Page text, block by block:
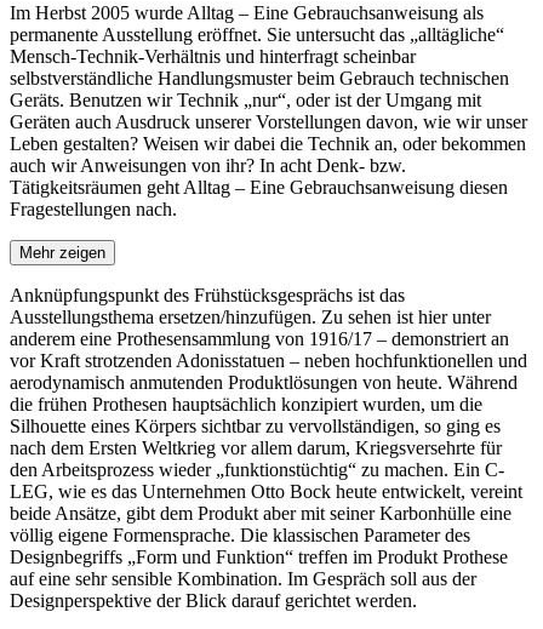
Im Herbst 2005 wurde Alltag – Eine Gebrauchsanweisung als
permanente Ausstellung eröffnet. Sie untersucht das „alltägliche“
Mensch-Technik-Verhältnis und hinterfragt scheinbar
selbstverständliche Handlungsmuster beim Gebrauch technischen
Geräts. Benutzen wir Technik „nur“, oder ist der Umgang mit
Geräten auch Ausdruck unserer Vorstellungen davon, wie wir unser
Leben gestalten? Weisen wir dabei die Technik an, oder bekommen
auch wir Anweisungen von ihr? In acht Denk- bzw.
Tätigkeitsräumen geht Alltag – Eine Gebrauchsanweisung diesen
Fragestellungen nach.
Mehr zeigen
Anknüpfungspunkt des Frühstücksgesprächs ist das
Ausstellungsthema ersetzen/hinzufügen. Zu sehen ist hier unter
anderem eine Prothesensammlung von 1916/17 – demonstriert an
vor Kraft strotzenden Adonisstatuen – neben hochfunktionellen und
aerodynamisch anmutenden Produktlösungen von heute. Während
die frühen Prothesen hauptsächlich konzipiert wurden, um die
Silhouette eines Körpers sichtbar zu vervollständigen, so ging es
nach dem Ersten Weltkrieg vor allem darum, Kriegsversehrte für
den Arbeitsprozess wieder „funktionstüchtig“ zu machen. Ein C-
LEG, wie es das Unternehmen Otto Bock heute entwickelt, vereint
beide Ansätze, gibt dem Produkt aber mit seiner Karbonhülle eine
völlig eigene Formensprache. Die klassischen Parameter des
Designbegriffs „Form und Funktion“ treffen im Produkt Prothese
auf eine sehr sensible Kombination. Im Gespräch soll aus der
Designperspektive der Blick darauf gerichtet werden.